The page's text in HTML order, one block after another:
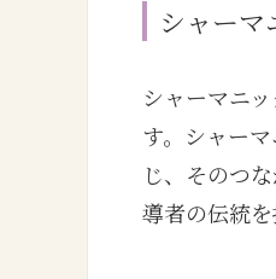
シャーマ
シャーマニ
す。シャー
じ、そのつ
導者の伝統を